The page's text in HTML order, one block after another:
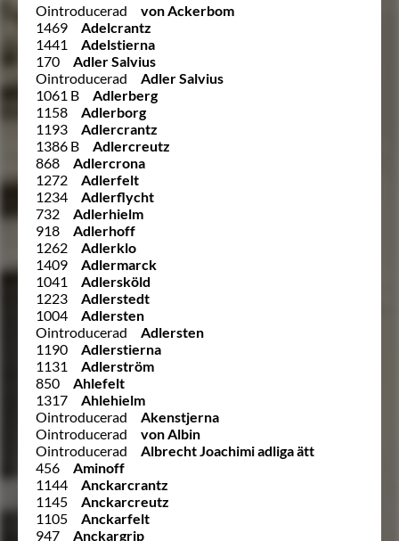
Ointroducerad
von Ackerbom
1469
Adelcrantz
1441
Adelstierna
170
Adler Salvius
Ointroducerad
Adler Salvius
1061 B
Adlerberg
1158
Adlerborg
1193
Adlercrantz
1386 B
Adlercreutz
868
Adlercrona
1272
Adlerfelt
1234
Adlerflycht
732
Adlerhielm
918
Adlerhoff
1262
Adlerklo
1409
Adlermarck
1041
Adlersköld
1223
Adlerstedt
1004
Adlersten
Ointroducerad
Adlersten
1190
Adlerstierna
1131
Adlerström
850
Ahlefelt
1317
Ahlehielm
Ointroducerad
Akenstjerna
Ointroducerad
von Albin
Ointroducerad
Albrecht Joachimi adliga ätt
456
Aminoff
1144
Anckarcrantz
1145
Anckarcreutz
1105
Anckarfelt
947
Anckargrip